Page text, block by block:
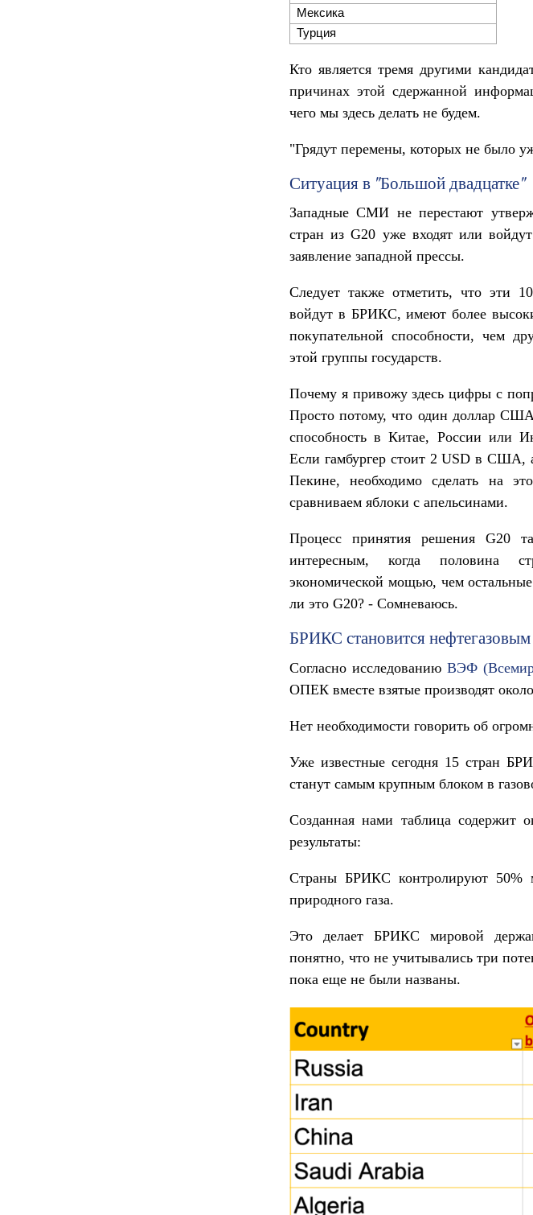
Мексика
Турция
Кто является тремя другими
причинах этой сдержанной
чего мы здесь делать не будем.
"Грядут перемены, которых не было
Ситуация в "Большой двадцатке"
Западные СМИ не перестают
стран из G20 уже входят или
заявление западной прессы.
Следует также отметить, что эти
войдут в БРИКС, имеют более
покупательной способности, чем
этой группы государств.
Почему я привожу здесь цифры с
Просто потому, что один доллар
способность в Китае, России
Если гамбургер стоит 2 USD в США,
Пекине, необходимо сделать на
сравниваем яблоки с апельсинами.
Процесс принятия решения G20
интересным, когда половина
экономической мощью, чем
ли это G20? - Сомневаюсь.
БРИКС становится нефтегазовым
Согласно исследованию ВЭФ
ОПЕК вместе взятые производят
Нет необходимости говорить об
Уже известные сегодня 15 стран
станут самым крупным блоком в
Созданная нами таблица содержит
результаты:
Страны БРИКС контролируют
природного газа.
Это делает БРИКС мировой
понятно, что не учитывались три
пока еще не были названы.